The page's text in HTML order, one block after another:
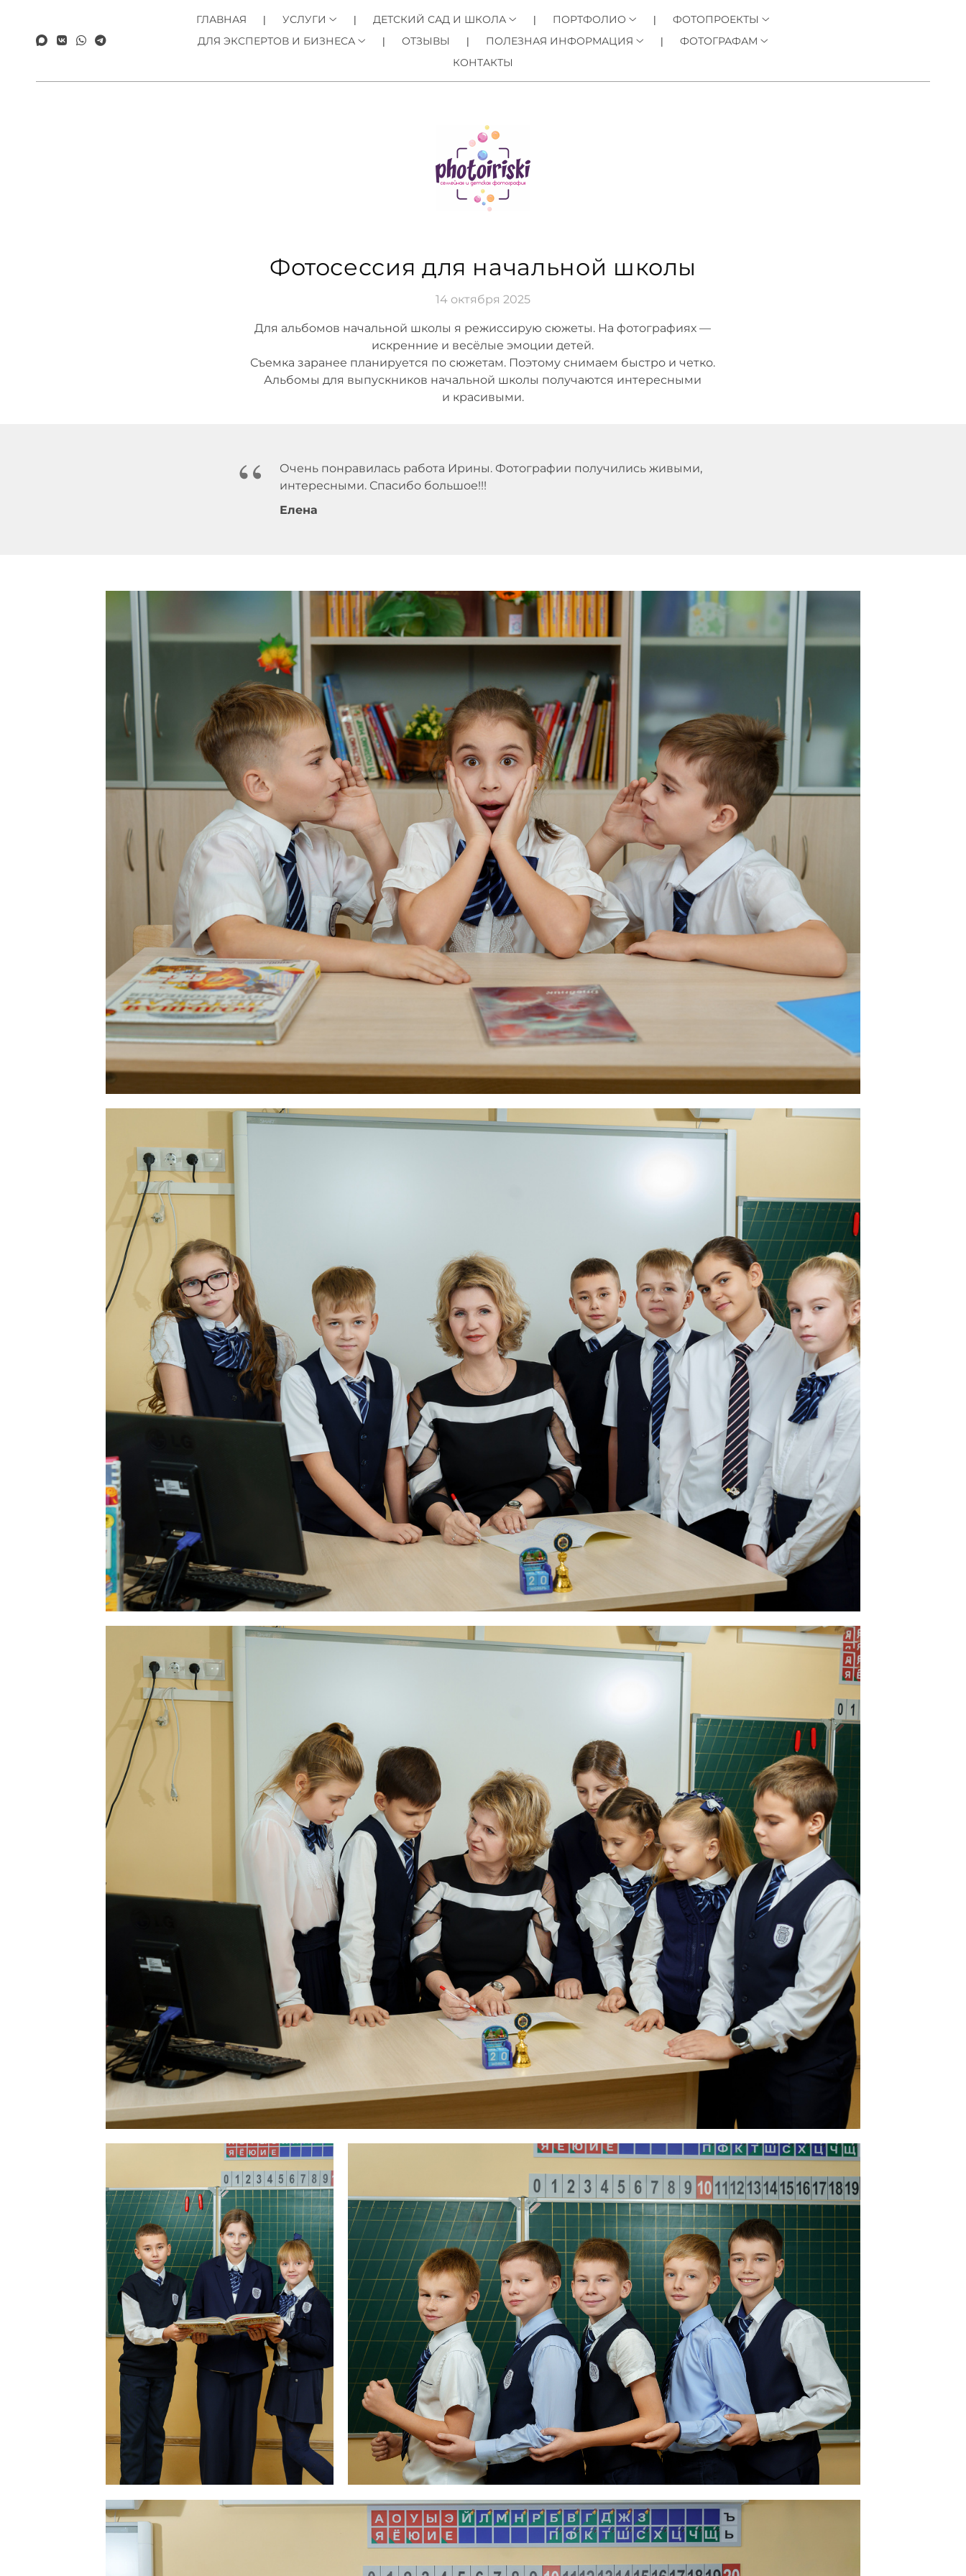
ГЛАВНАЯ УСЛУГИ ДЕТСКИЙ САД И ШКОЛА ПОРТФОЛИО
ФОТОПРОЕКТЫ
ДЛЯ ЭКСПЕРТОВ И БИЗНЕСА
ОТЗЫВЫ ПОЛЕЗНАЯ ИНФОРМАЦИЯ
ФОТОГРАФАМ
КОНТАКТЫ
Фотосессия для начальной школы
14 октября 2025
Для альбомов начальной школы я режиссирую сюжеты. На фотографиях —
искренние и весёлые эмоции детей.
Съемка заранее планируется по сюжетам. Поэтому снимаем быстро и четко.
Альбомы для выпускников начальной школы получаются интересными
и красивыми.
“
Очень понравилась работа Ирины. Фотографии получились живыми,
интересными. Спасибо большое!!!
Елена